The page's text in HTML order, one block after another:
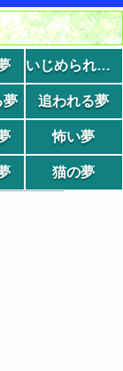
いじめられる夢
夢 追われる夢
怖い夢
猫の夢